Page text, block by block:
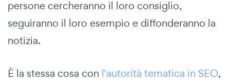
persone cercheranno il loro consiglio,
seguiranno il loro esempio e diffonderanno la
notizia.
È la stessa cosa con l'autorità tematica in SEO,